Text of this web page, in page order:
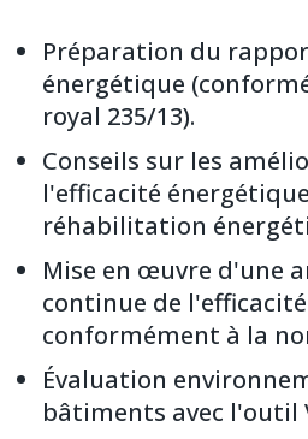
Préparation du
énergétique
royal 235/13).
Conseils sur les
l'efficacité
réhabilitation
Mise en œuvre d'une
continue de
conformément à la
Évaluation
bâtiments avec l'outil